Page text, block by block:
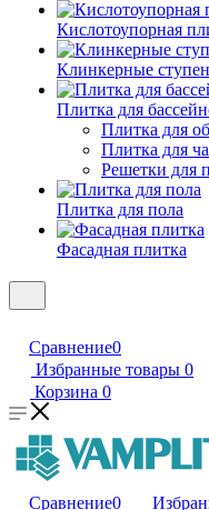
Кислотоупорная
Клинкерные
Плитка для
Плитка для
Плитка для
Решетки для
Плитка для пола
Фасадная плитка
Сравнение0
Избранные товары 0
Корзина 0
Сравнение0